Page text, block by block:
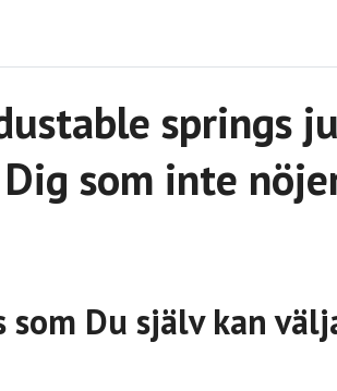
springs
som inte
som Du själv kan